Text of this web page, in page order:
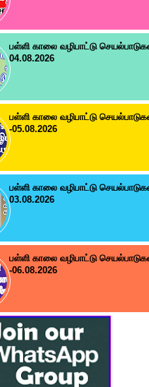
பள்ளி காலை வழிபாட்டு
04.08.2026
பள்ளி காலை வழிபாட்டு
-05.08.2026
பள்ளி காலை வழிபாட்டு
03.08.2026
பள்ளி காலை வழிபாட்டு
-06.08.2026